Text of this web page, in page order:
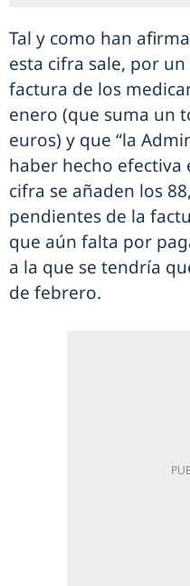
Tal y como han
esta cifra sale, por
factura de los
enero (que suma un
euros) y que “la
haber hecho efectiva
cifra se añaden los
pendientes de la
que aún falta por
a la que se tendría
de febrero.